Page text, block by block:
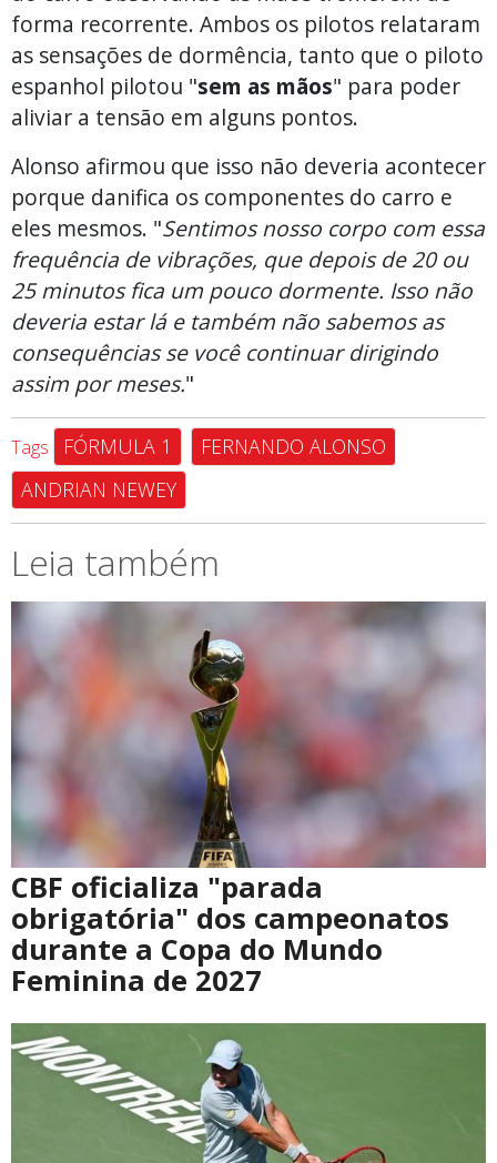
forma recorrente. Ambos os pilotos relataram
as sensações de dormência, tanto que o piloto
espanhol pilotou "sem as mãos" para poder
aliviar a tensão em alguns pontos.
Alonso afirmou que isso não deveria acontecer
porque danifica os componentes do carro e
eles mesmos. "Sentimos nosso corpo com essa
frequência de vibrações, que depois de 20 ou
25 minutos fica um pouco dormente. Isso não
deveria estar lá e também não sabemos as
consequências se você continuar dirigindo
assim por meses."
Tags FÓRMULA 1
FERNANDO ALONSO
ANDRIAN NEWEY
Leia também
CBF oficializa "parada
obrigatória" dos campeonatos
durante a Copa do Mundo
Feminina de 2027